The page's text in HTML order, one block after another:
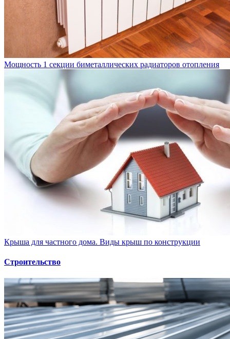
Мощность 1 секции биметаллических радиаторов отопления
Крыша для частного дома. Виды крыш по конструкции
Строительство